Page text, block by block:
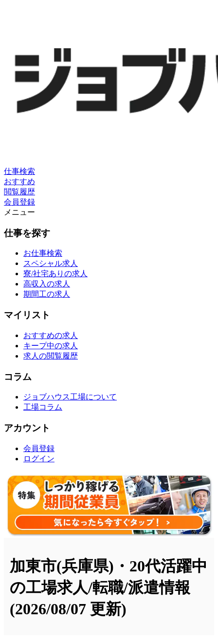
仕事検索
おすすめ
閲覧履歴
会員登録
メニュー
仕事を探す
お仕事検索
スペシャル求人
寮/社宅ありの求人
高収入の求人
期間工の求人
マイリスト
おすすめの求人
キープ中の求人
求人の閲覧履歴
コラム
ジョブハウス工場について
工場コラム
アカウント
会員登録
ログイン
加東市(兵庫県)・20代活躍中
の工場求人/転職/派遣情報
(2026/08/07 更新)